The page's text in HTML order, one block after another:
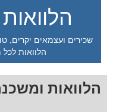
שכירים ועצמאים יקרים,
הלוואות
הלוואות